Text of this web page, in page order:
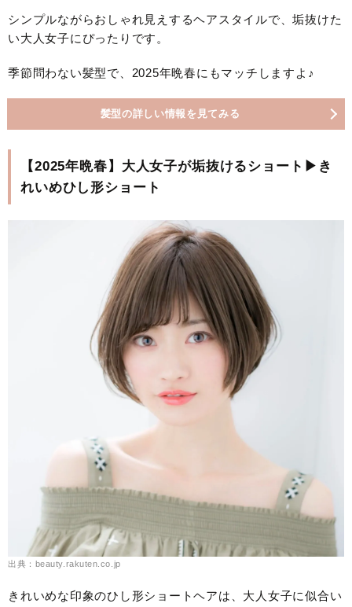
シンプルながらおしゃれ見えするヘアスタイルで、垢抜けた
い大人女子にぴったりです。
季節問わない髪型で、2025年晩春にもマッチしますよ♪
髪型の詳しい情報を見てみる
【2025年晩春】大人女子が垢抜けるショート▶き
れいめひし形ショート
出典：beauty.rakuten.co.jp
きれいめな印象のひし形ショートヘアは、大人女子に似合い